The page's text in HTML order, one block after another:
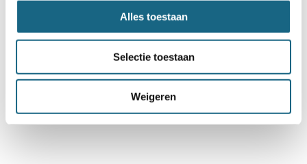
Alles toestaan
Selectie toestaan
Weigeren